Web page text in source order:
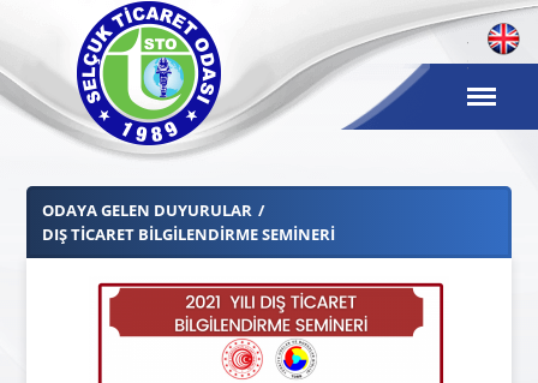
ODAYA GELEN DUYURULAR
DIŞ TICARET BILGILENDIRME SEMINERI